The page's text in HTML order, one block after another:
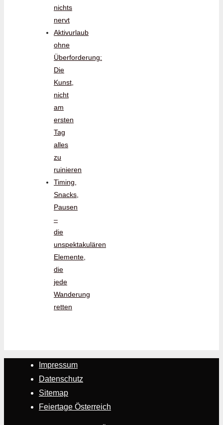
nichts
nervt
Aktivurlaub
ohne
Überforderung:
Die
Kunst,
nicht
am
ersten
Tag
alles
zu
ruinieren
Timing,
Snacks,
Pausen
–
die
unspektakulären
Elemente,
die
jede
Wanderung
retten
Impressum
Datenschutz
Sitemap
Feiertage Österreich